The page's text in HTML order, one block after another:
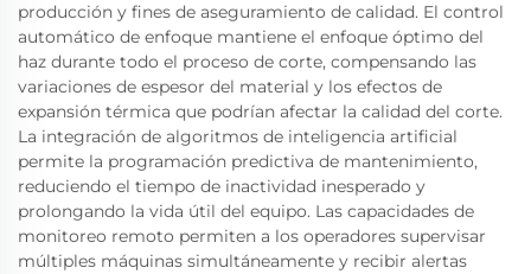
producción y fines de aseguramiento de calidad. El control
automático de enfoque mantiene el enfoque óptimo del
haz durante todo el proceso de corte, compensando las
variaciones de espesor del material y los efectos de
expansión térmica que podrían afectar la calidad del corte.
La integración de algoritmos de inteligencia artificial
permite la programación predictiva de mantenimiento,
reduciendo el tiempo de inactividad inesperado y
prolongando la vida útil del equipo. Las capacidades de
monitoreo remoto permiten a los operadores supervisar
múltiples máquinas simultáneamente y recibir alertas